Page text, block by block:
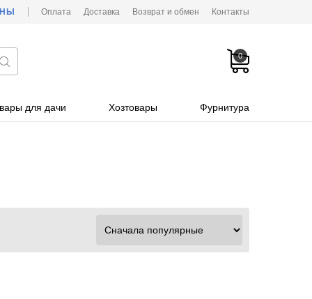
Оплата Доставка Возврат и обмен Контакты
0
для дачи Хозтовары Фурнитура